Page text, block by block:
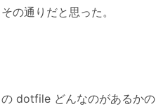
の通りだと思った。
dotfile どんなのがあるかの